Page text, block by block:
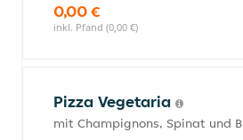
0,00 €
inkl. Pfand (0,00 €)
Pizza Vegetaria
mit Champignons, Spinat und